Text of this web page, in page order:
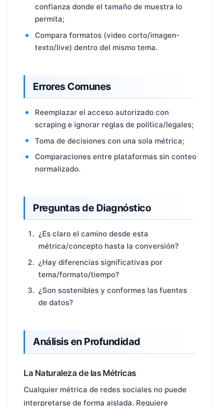
confianza donde el tamaño de muestra lo
permita;
Compara formatos (video corto/imagen-
texto/live) dentro del mismo tema.
Errores Comunes
Reemplazar el acceso autorizado con
scraping e ignorar reglas de política/legales;
Toma de decisiones con una sola métrica;
Comparaciones entre plataformas sin conteo
normalizado.
Preguntas de Diagnóstico
¿Es claro el camino desde esta
métrica/concepto hasta la conversión?
¿Hay diferencias significativas por
tema/formato/tiempo?
¿Son sostenibles y conformes las fuentes
de datos?
Análisis en Profundidad
La Naturaleza de las Métricas
Cualquier métrica de redes sociales no puede
interpretarse de forma aislada. Requiere